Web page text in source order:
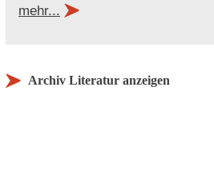
mehr...
Archiv Literatur anzeigen